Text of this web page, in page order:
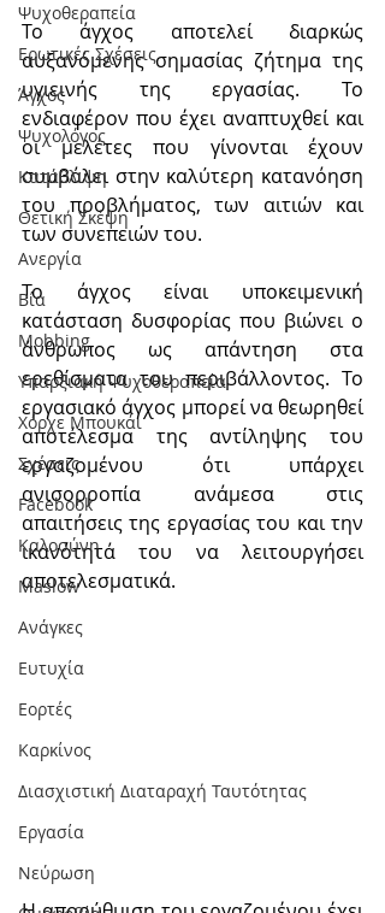
Ψυχοθεραπεία
Ερωτικές Σχέσεις
Άγχος
Ψυχολόγος
Κατάθλιψη
Θετική Σκέψη
Ανεργία
Βία
Mobbing
Υπαρξιακή Ψυχοθεραπεία
Χόρχε Μπουκάι
Σχέσεις
Facebook
Καλοσύνη
Maslow
Ανάγκες
Ευτυχία
Εορτές
Καρκίνος
Διασχιστική Διαταραχή Ταυτότητας
Εργασία
Νεύρωση
Το άγχος αποτελεί διαρκώς
αυξανόμενης σημασίας ζήτημα της
υγιεινής της εργασίας. Το
ενδιαφέρον που έχει αναπτυχθεί και
οι μελέτες που γίνονται έχουν
συμβάλει στην καλύτερη κατανόηση
του προβλήματος, των αιτιών και
των συνεπειών του.
Το άγχος είναι υποκειμενική
κατάσταση δυσφορίας που βιώνει ο
άνθρωπος ως απάντηση στα
ερεθίσματα του περιβάλλοντος. Το
εργασιακό άγχος μπορεί να θεωρηθεί
αποτέλεσμα της αντίληψης του
εργαζομένου ότι υπάρχει
ανισορροπία ανάμεσα στις
απαιτήσεις της εργασίας του και την
ικανότητά του να λειτουργήσει
αποτελεσματικά.